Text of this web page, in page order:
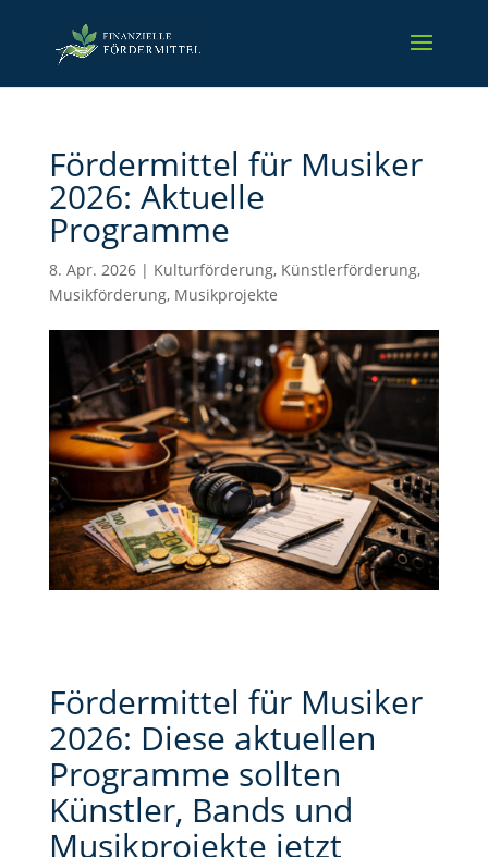
Fördermittel für Musiker
2026: Aktuelle
Programme
8. Apr. 2026| Kulturförderung, Künstlerförderung,
Musikförderung, Musikprojekte
Fördermittel für Musiker
2026: Diese aktuellen
Programme sollten
Künstler, Bands und
Musikprojekte jetzt